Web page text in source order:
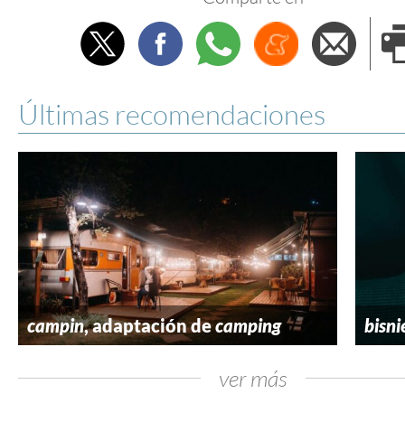
TwitterFacebookWhatsappMenéame
Últimas recomendaciones
campin, adaptación decamping
ver más